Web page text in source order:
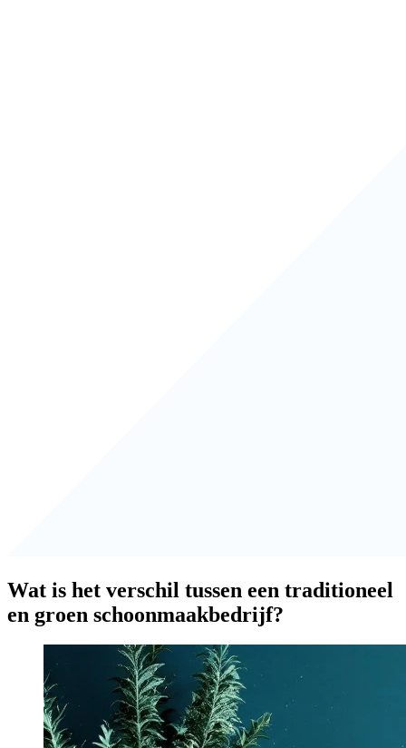
Wat is het verschil tussen een traditioneel
en groen schoonmaakbedrijf?